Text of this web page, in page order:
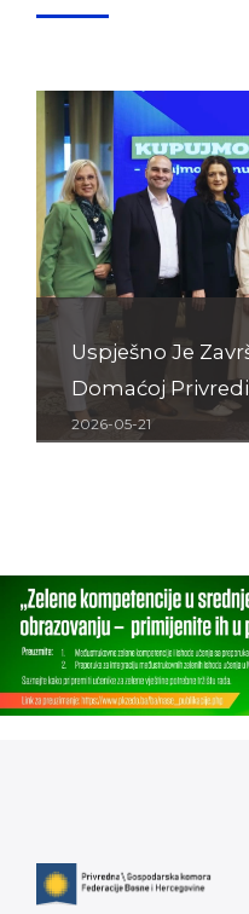
Uspješno Je
Domaćoj
2026-05-21